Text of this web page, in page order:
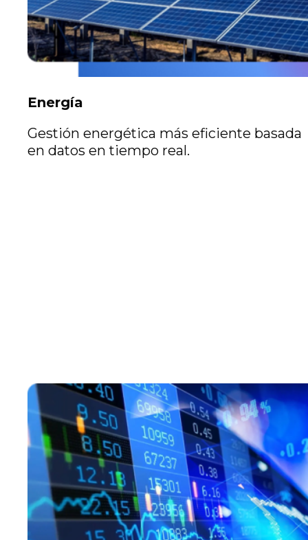
Energía
Gestión energética más eficiente basada
en datos en tiempo real.